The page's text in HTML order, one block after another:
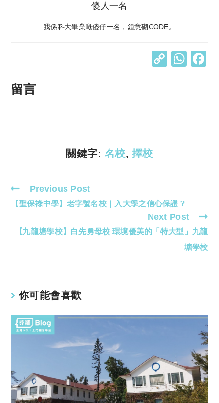
傻人一名
我係科大畢業嘅傻仔一名，鍾意砌CODE。
C W
留言
關鍵字: 名校, 擇校
Read
more
Previous Post
【聖保祿中學】老字號名校｜入大學之信心保證？
Next Post
【九龍塘學校】白先勇母校 環境優美的「特大型」九龍
塘學校
你可能會喜歡